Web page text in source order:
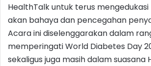
HealthTalk untuk terus
akan bahaya dan pencegahan
Acara ini diselenggarakan dalam
memperingati World Diabetes Day
sekaligus juga masih dalam suasana